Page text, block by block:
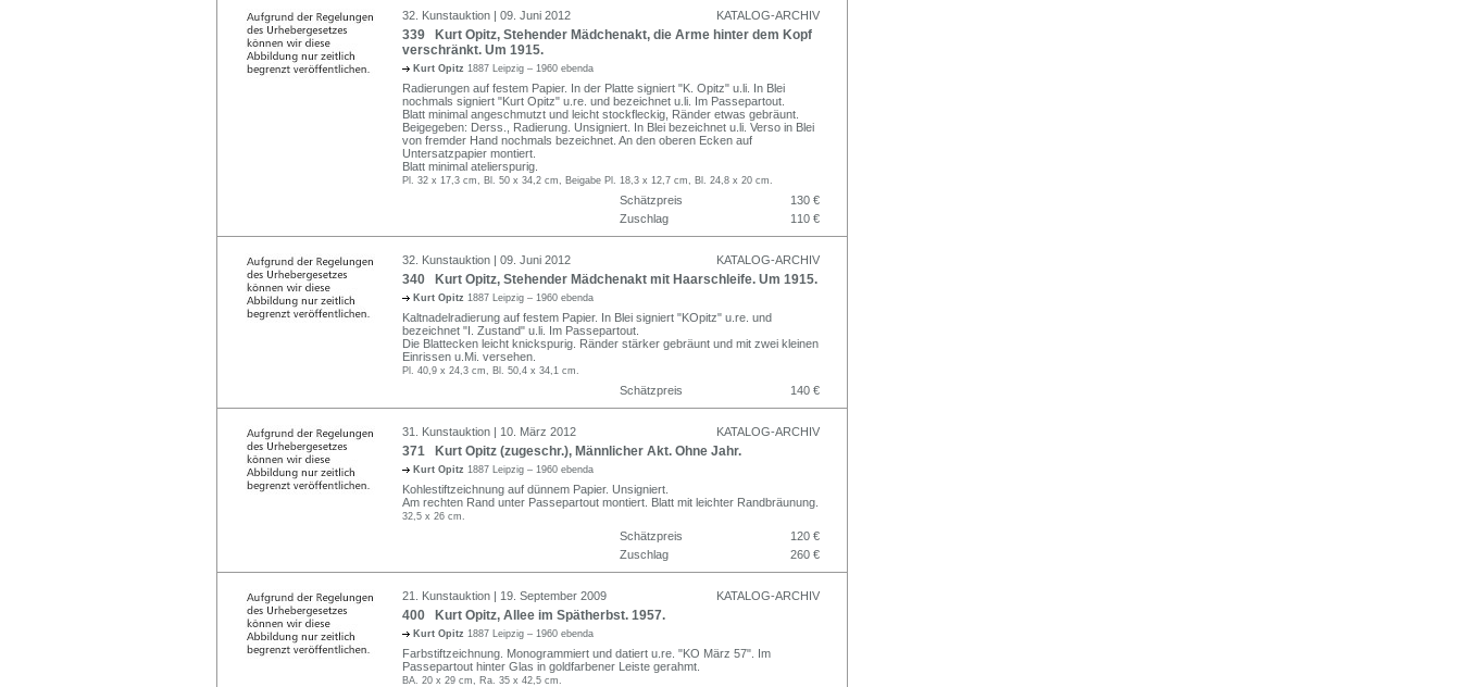
32. Kunstauktion | 09. Juni 2012 KATALOG-ARCHIV
339 Kurt Opitz, Stehender Mädchenakt, die Arme hinter dem Kopf
verschränkt. Um 1915.
Kurt Opitz 1887 Leipzig – 1960 ebenda
Radierungen auf festem Papier. In der Platte signiert "K. Opitz" u.li. In Blei
nochmals signiert "Kurt Opitz" u.re. und bezeichnet u.li. Im Passepartout.
Blatt minimal angeschmutzt und leicht stockfleckig, Ränder etwas gebräunt.
Beigegeben: Derss., Radierung. Unsigniert. In Blei bezeichnet u.li. Verso in Blei
von fremder Hand nochmals bezeichnet. An den oberen Ecken auf
Untersatzpapier montiert.
Blatt minimal atelierspurig.
Pl. 32 x 17,3 cm, Bl. 50 x 34,2 cm, Beigabe Pl. 18,3 x 12,7 cm, Bl. 24,8 x 20 cm.
Schätzpreis
130 €
Zuschlag
110 €
32. Kunstauktion | 09. Juni 2012 KATALOG-ARCHIV
340 Kurt Opitz, Stehender Mädchenakt mit Haarschleife. Um 1915.
Kurt Opitz 1887 Leipzig – 1960 ebenda
Kaltnadelradierung auf festem Papier. In Blei signiert "KOpitz" u.re. und
bezeichnet "I. Zustand" u.li. Im Passepartout.
Die Blattecken leicht knickspurig. Ränder stärker gebräunt und mit zwei kleinen
Einrissen u.Mi. versehen.
Pl. 40,9 x 24,3 cm, Bl. 50,4 x 34,1 cm.
Schätzpreis 140 €
31. Kunstauktion | 10. März 2012 KATALOG-ARCHIV
371 Kurt Opitz (zugeschr.), Männlicher Akt. Ohne Jahr.
Kurt Opitz 1887 Leipzig – 1960 ebenda
Kohlestiftzeichnung auf dünnem Papier. Unsigniert.
Am rechten Rand unter Passepartout montiert. Blatt mit leichter Randbräunung.
32,5 x 26 cm.
Schätzpreis
120 €
Zuschlag
260 €
21. Kunstauktion | 19. September 2009 KATALOG-ARCHIV
400 Kurt Opitz, Allee im Spätherbst. 1957.
Kurt Opitz 1887 Leipzig – 1960 ebenda
Farbstiftzeichnung. Monogrammiert und datiert u.re. "KO März 57". Im
Passepartout hinter Glas in goldfarbener Leiste gerahmt.
BA. 20 x 29 cm, Ra. 35 x 42,5 cm.